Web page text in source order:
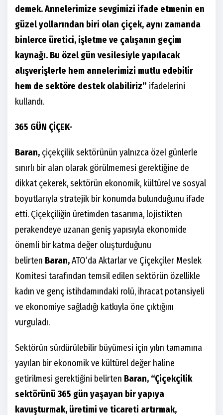
demek.Annelerimize sevgimizi ifade etmenin en
güzel yollarından biri olan çiçek, aynı zamanda
binlerce üretici, işletme ve çalışanın geçim
kaynağı. Bu özel gün vesilesiyle yapılacak
alışverişlerle hem annelerimizi mutlu edebilir
hem de sektöre destek olabiliriz” ifadelerini
kullandı.
365 GÜN ÇİÇEK-
Baran, çiçekçilik sektörünün yalnızca özel günlerle
sınırlı bir alan olarak görülmemesi gerektiğine de
dikkat çekerek, sektörün ekonomik, kültürel ve sosyal
boyutlarıyla stratejik bir konumda bulunduğunu ifade
etti. Çiçekçiliğin üretimden tasarıma, lojistikten
perakendeye uzanan geniş yapısıyla ekonomide
önemli bir katma değer oluşturduğunu
belirten Baran,ATO’da Aktarlar ve Çiçekçiler Meslek
Komitesi tarafından temsil edilen sektörün özellikle
kadın ve genç istihdamındaki rolü, ihracat potansiyeli
ve ekonomiye sağladığı katkıyla öne çıktığını
vurguladı.
Sektörün sürdürülebilir büyümesi için yılın tamamına
yayılan bir ekonomik ve kültürel değer haline
getirilmesi gerektiğini belirten Baran, “Çiçekçilik
sektörünü 365 gün yaşayan bir yapıya
kavuşturmak, üretimi ve ticareti artırmak,